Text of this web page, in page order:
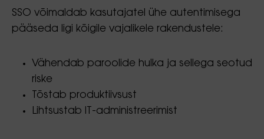
SSO võimaldab kasutajatel ühe autentimisega
pääseda ligi kõigile vajalikele rakendustele:
Vähendab paroolide hulka ja sellega seotud
riske
Tõstab produktiivsust
Lihtsustab IT-administreerimist